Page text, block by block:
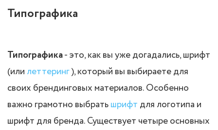
Типографика
Типографика- это, как вы уже догадались, шрифт
(или леттеринг), который вы выбираете для
своих брендинговых материалов. Особенно
важно грамотно выбратьшрифт для логотипа и
шрифт для бренда. Существует четыре основных